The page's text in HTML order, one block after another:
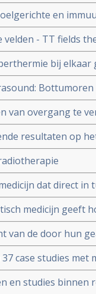
en
van Antwerpen
- TT fields
resultaten bij
verschillende
bij
chemo geeft
Artikel update 6
van overgang te
functies blijkt uit
resultaten op
pijnverlichting.
dat direct
22
medicijn geeft
een melanoom
ipilimumab goed
van de door hun
case studies met
lymfklierkanker
geeft mooi
en studies binnen